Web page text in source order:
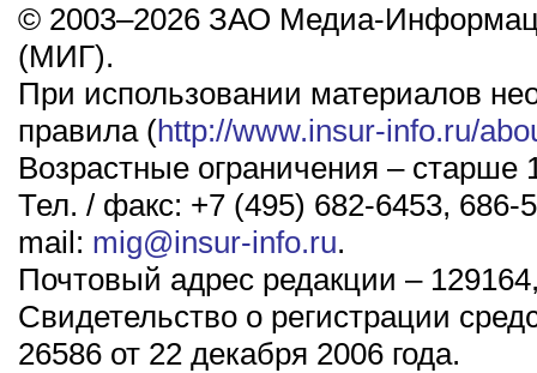
© 2003–2026 ЗАО Медиа-
(МИГ).
При использовании материалов
правила (http://www.insur-info.ru/
Возрастные ограничения – старше
Тел. / факс: +7 (495) 682-6453, 686-
mail: mig@insur-info.ru.
Почтовый адрес редакции –
Свидетельство о регистрации
26586 от 22 декабря 2006 года.